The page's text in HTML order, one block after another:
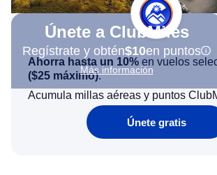
Únete a ClubMiles
Regístrate y obtén$10en puntos
Más información
Ahorra hasta un 10% en vuelos
($25 máximo).
Acumula millas aéreas y puntos
Únete gratis